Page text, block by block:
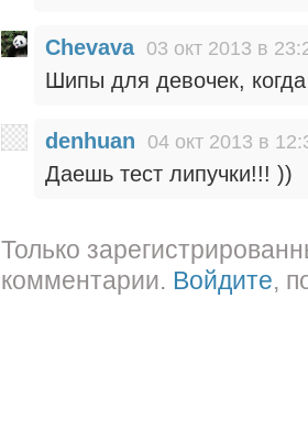
Chevava 03 окт 2013 в
Шипы для девочек, когда
denhuan 04 окт 2013 в
Даешь тест липучки!!! ))
Только
комментарии. Войдите,